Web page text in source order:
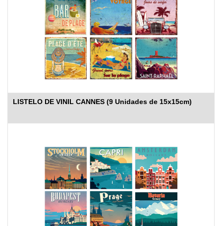
LISTELO DE VINIL CANNES (9 Unidades de 15x15cm)